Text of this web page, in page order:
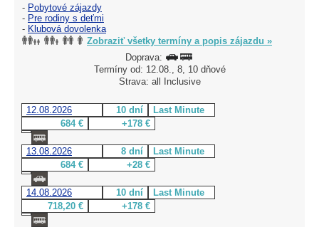
- Pobytové zájazdy
- Pre rodiny s deťmi
- Klubová dovolenka
Zobraziť všetky termíny a popis zájazdu »
Doprava:
Termíny od: 12.08., 8, 10 dňové
Strava: all Inclusive
12.08.2026 10 dní
Last Minute
684 €
+178 €
13.08.2026 8 dní
Last Minute
684 €
+28 €
14.08.2026 10 dní
Last Minute
718,20 €
+178 €